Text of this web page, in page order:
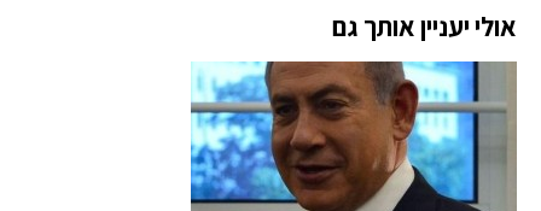
אולי יעניין אותך גם